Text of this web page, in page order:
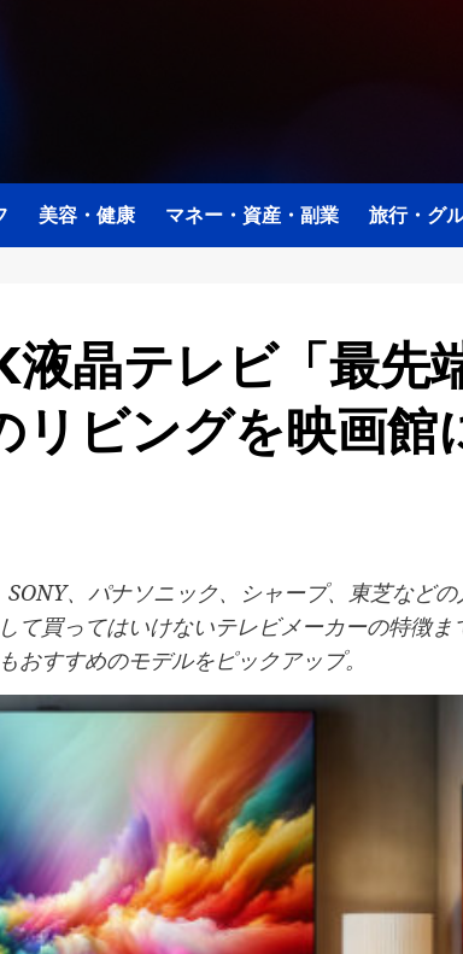
美容・健康 マネー・資産・副業 旅行・グ
晶テレビ「最先
リビングを映画館
、パナソニック、シャープ、東芝など
て買ってはいけないテレビメーカーの特徴ま
おすすめのモデルをピックアップ。